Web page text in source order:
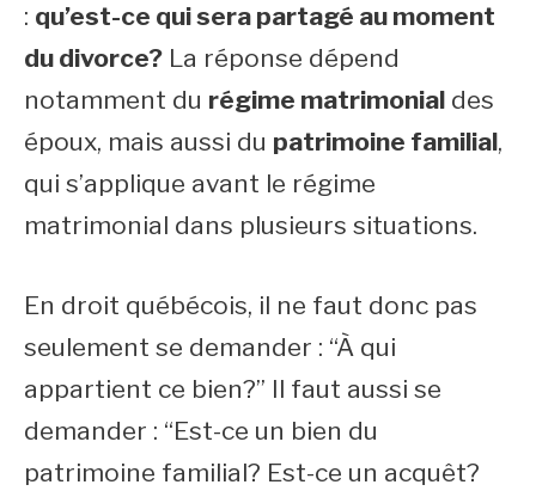
: qu’est-ce qui sera partagé au moment
du divorce? La réponse dépend
notamment du régime matrimonial des
époux, mais aussi du patrimoine familial,
qui s’applique avant le régime
matrimonial dans plusieurs situations.
En droit québécois, il ne faut donc pas
seulement se demander : “À qui
appartient ce bien?” Il faut aussi se
demander : “Est-ce un bien du
patrimoine familial? Est-ce un acquêt?